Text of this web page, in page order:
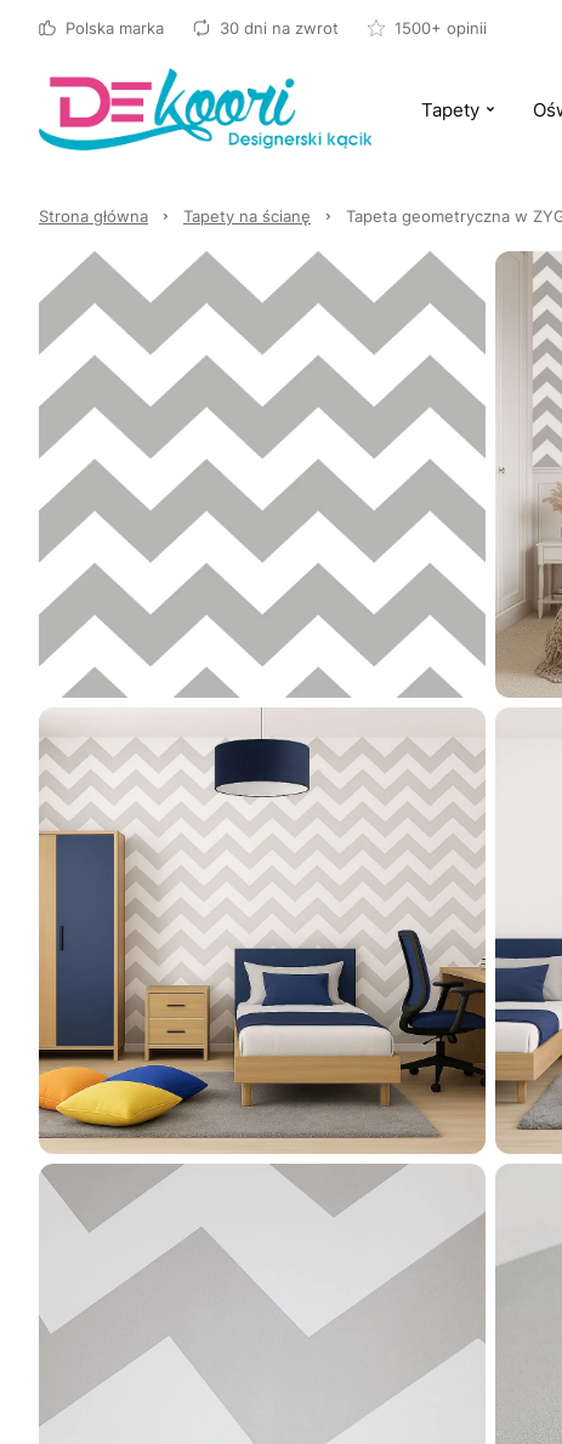
Polska marka 30 dni na zwrot 1500+ opinii
Tapety
Strona główna Tapety na ścianę Tapeta geometryczna w